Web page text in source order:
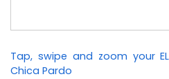
Tap, swipe and zoom your
Chica Pardo